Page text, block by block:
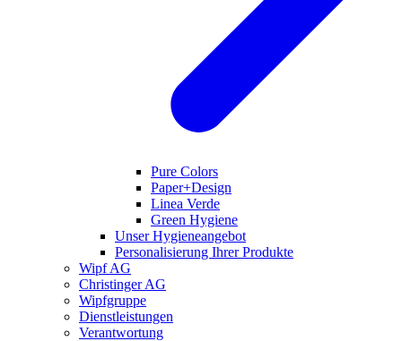
Pure Colors
Paper+Design
Linea Verde
Green Hygiene
Unser Hygieneangebot
Personalisierung Ihrer Produkte
Wipf AG
Christinger AG
Wipfgruppe
Dienstleistungen
Verantwortung